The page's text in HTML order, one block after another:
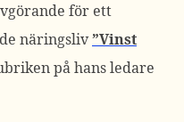
för ett
näringsliv”Vinst
på hans ledare